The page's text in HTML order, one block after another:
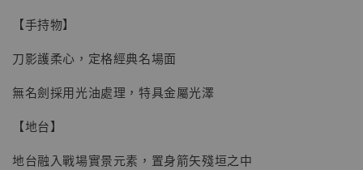
子彈飛 鵝城縣長 張麻子 [BK01]
【手持物】
刀影護柔心，定格經典名場面
無名劍採用光油處理，特具金屬光澤
【地台】
地台融入戰場實景元素，置身箭矢殘垣之中